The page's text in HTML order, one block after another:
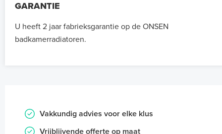
GARANTIE
U heeft 2 jaar fabrieksgarantie op de ONSEN
badkamerradiatoren.
Vakkundig advies voor elke klus
Vrijblijvende offerte op maat